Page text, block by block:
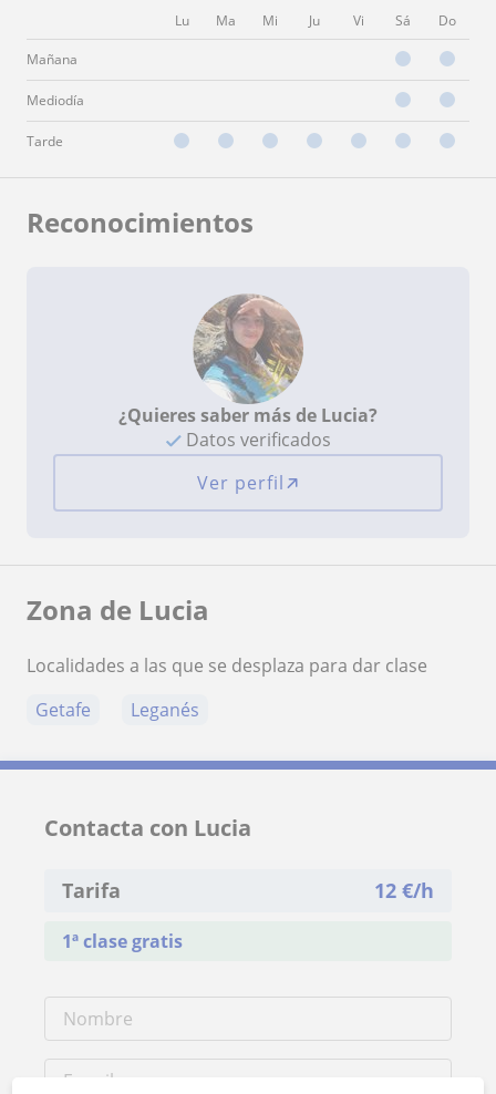
Lu Ma Mi Ju Vi Sá Do
Mañana
Mediodía
Tarde
Reconocimientos
¿Quieres saber más de Lucia?
Datos verificados
Ver perfil
Zona de Lucia
Localidades a las que se desplaza para dar clase
Getafe
Leganés
Contacta con Lucia
Tarifa 12 €/h
1ª clase gratis